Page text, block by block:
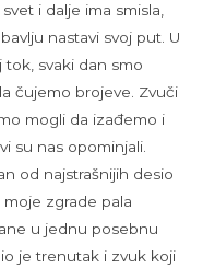
i dalje ima smisla,
nastavi svoj put. U
svaki dan smo
čujemo brojeve. Zvuči
mogli da izađemo i
su nas opominjali.
od najstrašnijih desio
zgrade pala
u jednu posebnu
je trenutak i zvuk koji